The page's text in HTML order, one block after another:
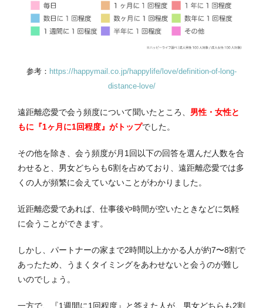
参考： https://happymail.co.jp/happylife/love/definition-of-long-
distance-love/
遠距離恋愛で会う頻度について聞いたところ、 男性・女性と
もに 『1ヶ月に1回程度』がトップでした。
その他を除き、会う頻度が月1回以下の回答を選んだ人数を合
わせると、男女どちらも6割を占めており、遠距離恋愛では多
くの人が頻繁に会えていないことがわかりました。
近距離恋愛であれば、仕事後や時間が空いたときなどに気軽
に会うことができます。
しかし、パートナーの家まで2時間以上かかる人が約7〜8割で
あったため、うまくタイミングをあわせないと会うのが難し
いのでしょう。
一方で、『1週間に1回程度』と答えた人が、男女どちらも2割